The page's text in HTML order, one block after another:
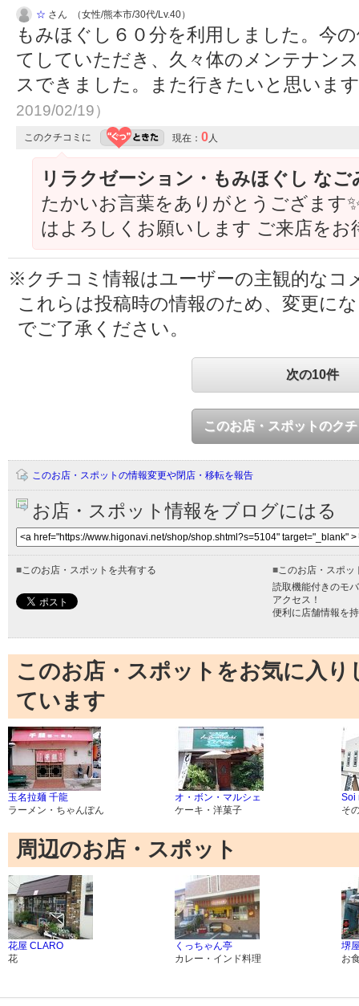
☆ さん （女性/熊本市/30代/Lv.40）
もみほぐし６０分を利用しました。今
てしていただき、久々体のメンテナン
スできました。また行きたいと思いま
2019/02/19）
このクチコミに 現在： 0人
リラクゼーション・もみほぐし なご
たかいお言葉をありがとうござます
はよろしくお願いします ご来店を
※クチコミ情報はユーザーの主観的なコ
これらは投稿時の情報のため、変更に
でご了承ください。
次の10件
このお店・スポットのク
このお店・スポットの情報変更や閉店・移転を報告
お店・スポット情報をブログにはる
■このお店・スポットを共有する ■このお店・スポッ
読取機能付きのモ
アクセス！
便利に店舗情報を
このお店・スポットをお気に入
ています
玉名拉麺 千龍
ラーメン・ちゃんぽん
オ・ボン・マルシェ
ケーキ・洋菓子
Soi
そ
周辺のお店・スポット
花屋 CLARO
花
くっちゃん亭
カレー・インド料理
堺
お